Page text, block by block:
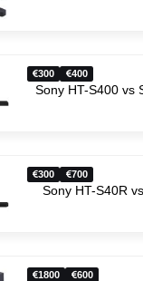
300 400
Sony HT-S400 vs
300 700
Sony HT-S40R
1800 600